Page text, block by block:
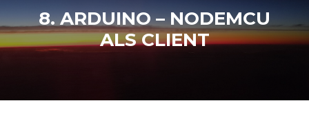
8. ARDUINO – NODEMCU
ALS CLIENT